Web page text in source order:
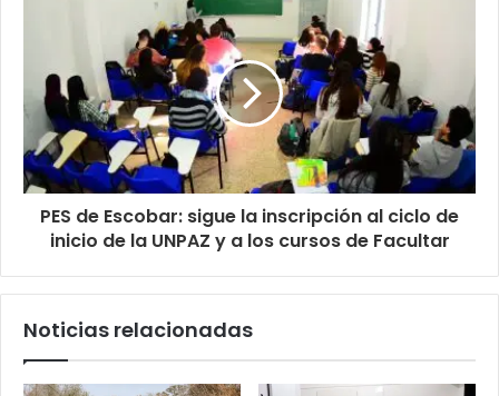
PES de Escobar: sigue la inscripción al ciclo de
inicio de la UNPAZ y a los cursos de Facultar
Noticias relacionadas